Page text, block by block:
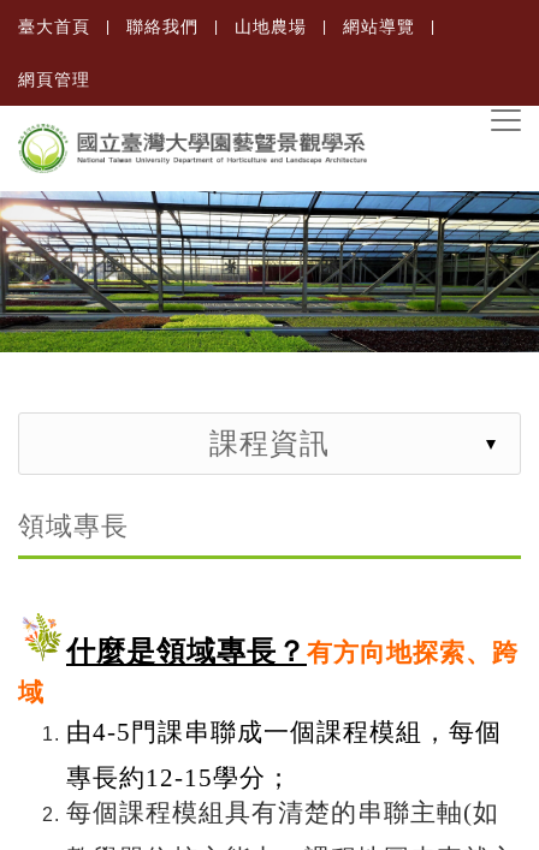
臺大首頁 聯絡我們 山地農場 網站導覽
網頁管理
課程資訊
領域專長
什麼是領域專長？ 有方向地探索、跨
域
由4-5門課串聯成一個課程模組，每個
專長約12-15學分；
每個課程模組具有清楚的串聯主軸(如